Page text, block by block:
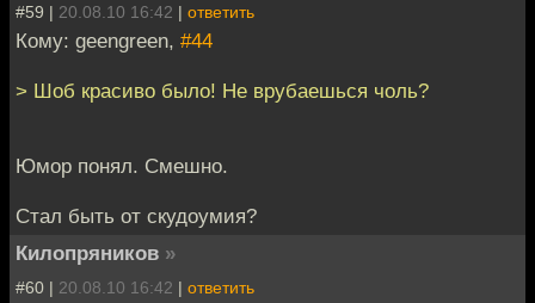
#59 | 20.08.10 16:42 | ответить
Кому: geengreen, #44
> Шоб красиво было! Не врубаешься чоль?
Юмор понял. Смешно.
Стал быть от скудоумия?
Килопряников »
#60 | 20.08.10 16:42 | ответить